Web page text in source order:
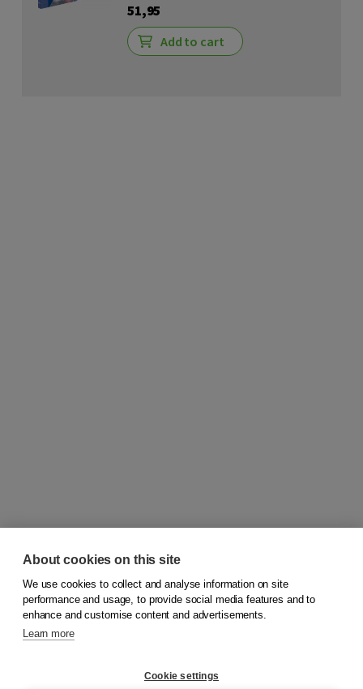
51,95
Add to cart
© 2026Koninklijke Boom uitgevers
About cookies on this site
We use cookies to collect and analyse information on site
performance and usage, to provide social media features and to
enhance and customise content and advertisements.
Learn more
Cookie settings